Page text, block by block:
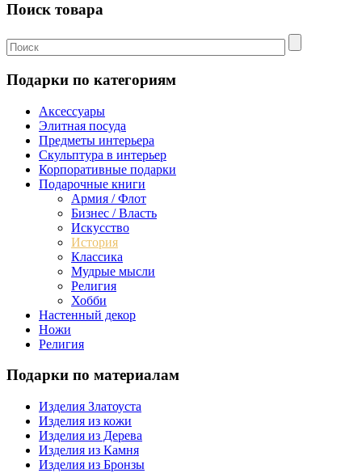
Поиск товара
Подарки по категориям
Аксессуары
Элитная посуда
Предметы интерьера
Скульптура в интерьер
Корпоративные подарки
Подарочные книги
Армия / Флот
Бизнес / Власть
Искусство
История
Классика
Мудрые мысли
Религия
Хобби
Настенный декор
Ножи
Религия
Подарки по материалам
Изделия Златоуста
Изделия из кожи
Изделия из Дерева
Изделия из Камня
Изделия из Бронзы